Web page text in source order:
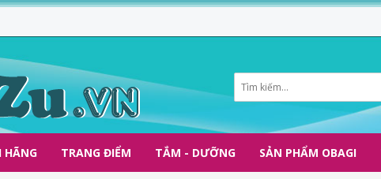
HÃNG TRANG ĐIỂM TẮM - DƯỠNG SẢN PHẨM OBAGI